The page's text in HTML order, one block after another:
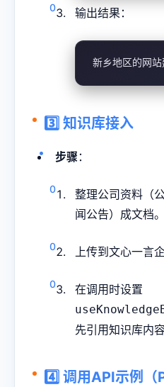
输出结果：
新乡地区的网
3️⃣ 知识库接入
步骤 ：
整理公司资料（
闻公告）成文档。
上传到文心一言
在调用时设置
先引用知识库内容
4️⃣ 调用API示例（